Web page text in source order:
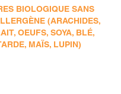
BIOLOGIQUE SANS
(ARACHIDES,
OEUFS, SOYA, BLÉ,
MAÏS, LUPIN)